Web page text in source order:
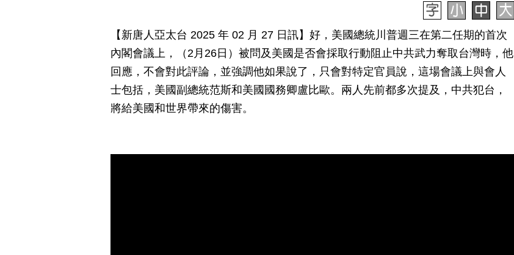
【新唐人亞太台 2025 年 02 月 27 日訊】好，美國總統川普週三在第二任期的首次
內閣會議上，（2月26日）被問及美國是否會採取行動阻止中共武力奪取台灣時，他
回應，不會對此評論，並強調他如果說了，只會對特定官員說，這場會議上與會人
士包括，美國副總統范斯和美國國務卿盧比歐。兩人先前都多次提及，中共犯台，
將給美國和世界帶來的傷害。